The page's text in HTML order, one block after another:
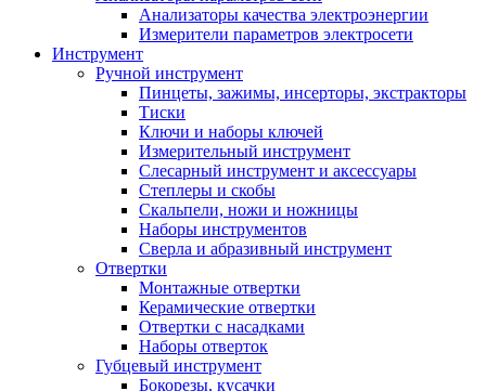
Анализаторы качества электроэнергии
Измерители параметров электросети
Инструмент
Ручной инструмент
Пинцеты, зажимы, инсерторы, экстракторы
Тиски
Ключи и наборы ключей
Измерительный инструмент
Слесарный инструмент и аксессуары
Степлеры и скобы
Скальпели, ножи и ножницы
Наборы инструментов
Сверла и абразивный инструмент
Отвертки
Монтажные отвертки
Керамические отвертки
Отвертки с насадками
Наборы отверток
Губцевый инструмент
Бокорезы, кусачки